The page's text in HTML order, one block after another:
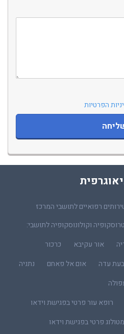
הפרטיות
רפואיים לתושבי המרכז
וקולונוסקופיה לתושבי:
אור עקיבא
כרכור
עדה אום אל פאחם
נתניה
רופא עור פרטי בפגישת וידאו
פרטי בפגישת וידאו